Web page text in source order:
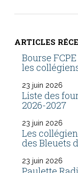
ARTICLES
Bourse
les
23 juin 2026
Liste des
2026-2027
23 juin 2026
Les
des Bleuets
23 juin 2026